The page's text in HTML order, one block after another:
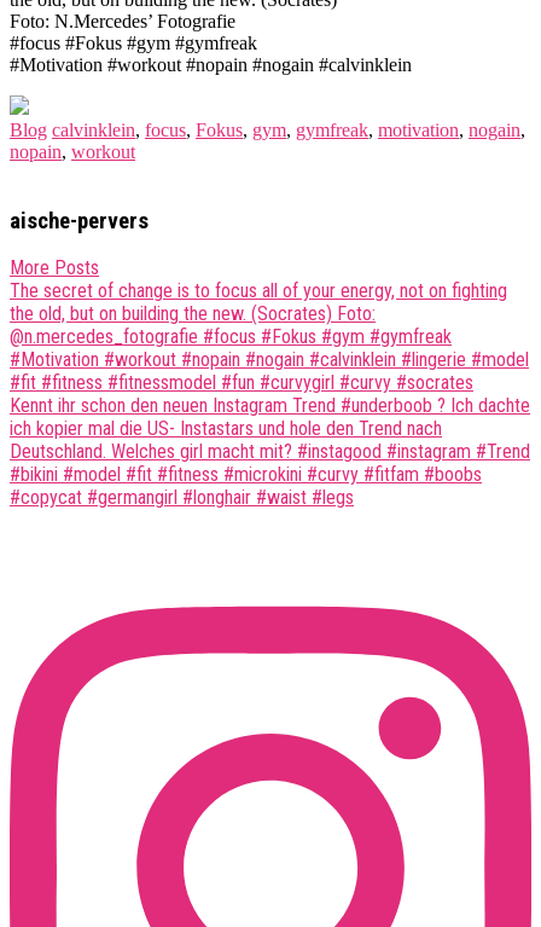
Foto: N.Mercedes’ Fotografie
#focus #Fokus #gym #gymfreak
#Motivation #workout #nopain #nogain #calvinklein
Blog calvinklein, focus, Fokus, gym, gymfreak, motivation, nogain,
nopain, workout
aische-pervers
More Posts
Post
navigation
The secret of change is to focus all of your energy, not on fighting
the old, but on building the new. (Socrates) Foto:
@n.mercedes_fotografie #focus #Fokus #gym #gymfreak
#Motivation #workout #nopain #nogain #calvinklein #lingerie #model
#fit #fitness #fitnessmodel #fun #curvygirl #curvy #socrates
Kennt ihr schon den neuen Instagram Trend #underboob ? Ich dachte
ich kopier mal die US- Instastars und hole den Trend nach
Deutschland. Welches girl macht mit? #instagood #instagram #Trend
#bikini #model #fit #fitness #microkini #curvy #fitfam #boobs
#copycat #germangirl #longhair #waist #legs